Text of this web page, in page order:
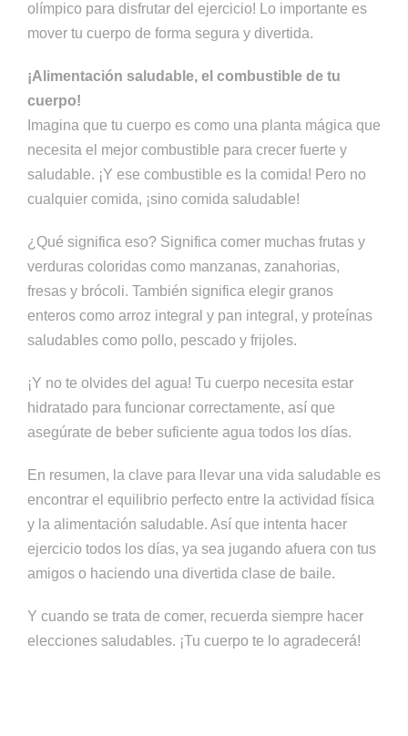
olímpico para disfrutar del ejercicio! Lo importante es
mover tu cuerpo de forma segura y divertida.
¡Alimentación saludable, el combustible de tu
cuerpo!
Imagina que tu cuerpo es como una planta mágica que
necesita el mejor combustible para crecer fuerte y
saludable. ¡Y ese combustible es la comida! Pero no
cualquier comida, ¡sino comida saludable!
¿Qué significa eso? Significa comer muchas frutas y
verduras coloridas como manzanas, zanahorias,
fresas y brócoli. También significa elegir granos
enteros como arroz integral y pan integral, y proteínas
saludables como pollo, pescado y frijoles.
¡Y no te olvides del agua! Tu cuerpo necesita estar
hidratado para funcionar correctamente, así que
asegúrate de beber suficiente agua todos los días.
En resumen, la clave para llevar una vida saludable es
encontrar el equilibrio perfecto entre la actividad física
y la alimentación saludable. Así que intenta hacer
ejercicio todos los días, ya sea jugando afuera con tus
amigos o haciendo una divertida clase de baile.
Y cuando se trata de comer, recuerda siempre hacer
elecciones saludables. ¡Tu cuerpo te lo agradecerá!